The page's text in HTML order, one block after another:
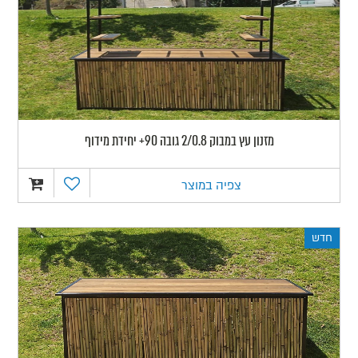
מזנון עץ במבוק 2/0.8 גובה 90+ יחידת מידוף
צפיה במוצר
חדש